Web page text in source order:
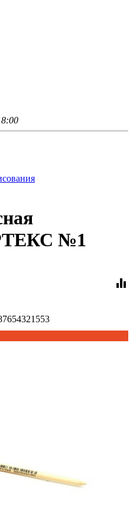
№1
equalizer